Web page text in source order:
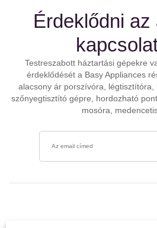
Érdeklődni az
Testreszabott háztartási gépekre
érdeklődését a Basy Appliances
alacsony ár porszívóra, légtisztítóra,
szőnyegtisztító gépre, hordozható
mosóra,